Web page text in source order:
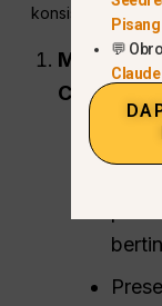
konsisten
Masalah
Cepat)
Pisang
💬